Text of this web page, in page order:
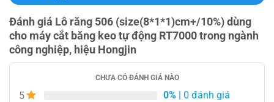
Đánh giá Lô răng 506 (size(8*1*1)cm+/­10%) dùng
cho máy cắt băng keo tự động RT­7000 trong ngành
công nghiệp, hiệu Hongjin
CHƯA CÓ ĐÁNH GIÁ NÀO
5 0% | 0 đánh giá